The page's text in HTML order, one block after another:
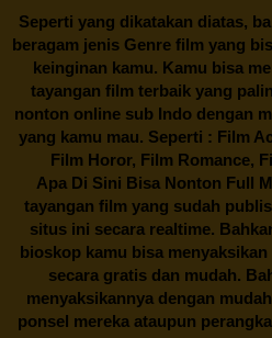
Seperti yang dikatakan diatas,
beragam jenis Genre film yang
keinginan kamu. Kamu bisa
tayangan film terbaik yang
nonton online sub Indo dengan
yang kamu mau. Seperti : Film
Film Horor, Film Romance,
Apa Di Sini Bisa Nonton Full
tayangan film yang sudah
situs ini secara realtime.
bioskop kamu bisa
secara gratis dan mudah.
menyaksikannya dengan
ponsel mereka ataupun